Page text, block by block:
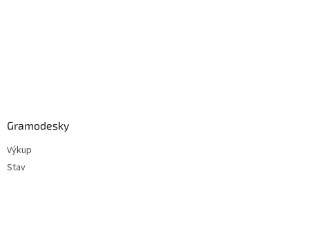
Gramodesky
Výkup
Stav